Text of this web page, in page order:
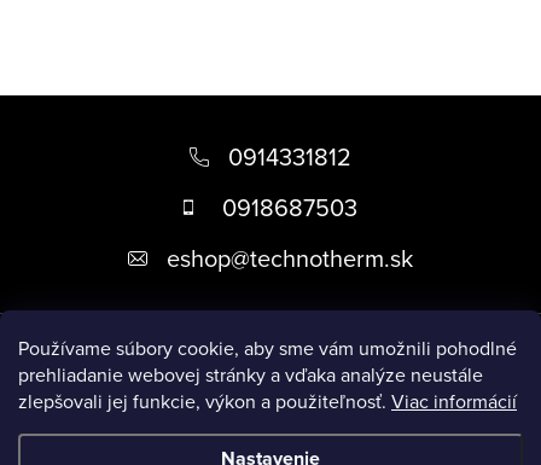
Používame súbory cookie, aby sme vám umožnili pohodlné
prehliadanie webovej stránky a vďaka analýze neustále
zlepšovali jej funkcie, výkon a použiteľnosť. Viac informácií
Nastavenie
i
0914331812
0918687503
eshop@technotherm.sk
Informácie
Prijímame online platby